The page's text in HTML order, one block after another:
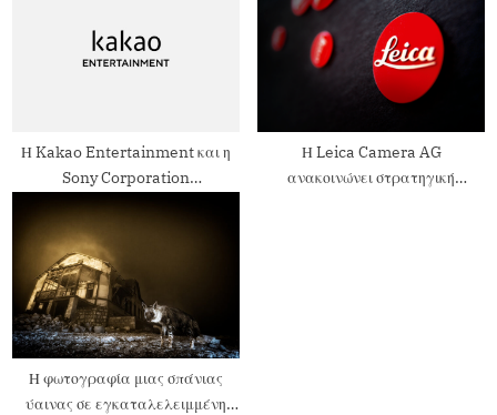
Η Kakao Entertainment και η
Sony Corporation
ανακοινώνουν τη συνεργασία
Η Leica Camera AG
ανακοινώνει στρατηγική
Η φωτογραφία μιας σπάνιας
ύαινας σε εγκαταλελειμμένη